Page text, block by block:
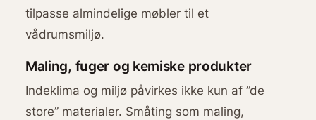
tilpasse almindelige møbler til et
vådrumsmiljø.
Maling, fuger og kemiske produkter
Indeklima og miljø påvirkes ikke kun af ”de
store” materialer. Småting som maling,